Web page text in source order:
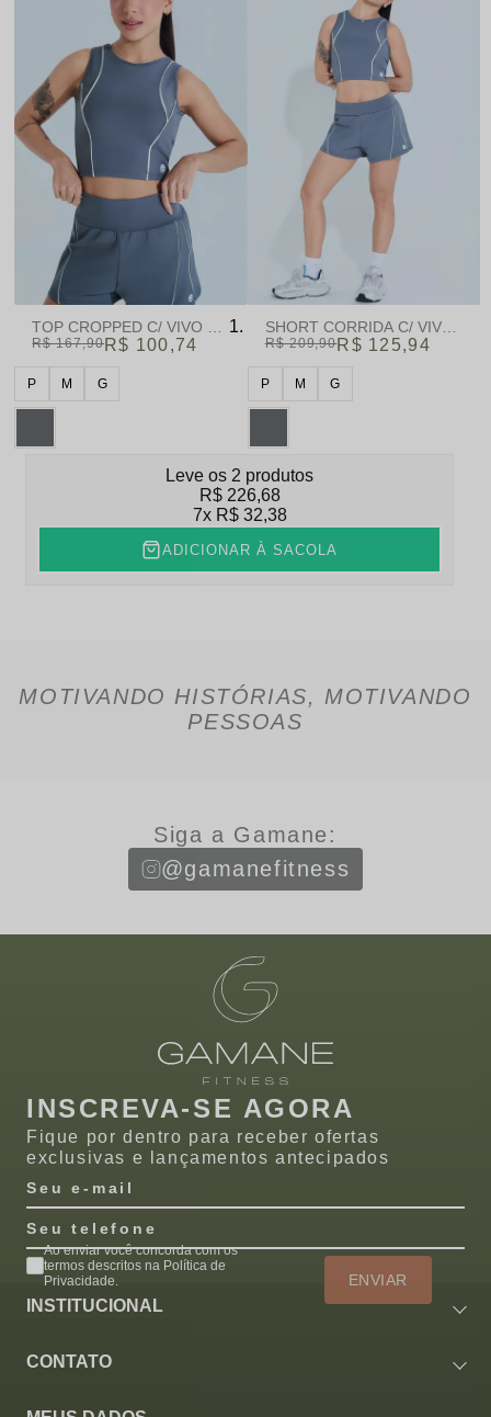
TOP CROPPED C/ VIVO GRAFITE | GAMANE & SKINBOX
R$ 167,90R$ 100,74
P M G
R$ 209,90R$ 125,94
P M G
Leve os 2 produtos
R$ 226,68
7x R$ 32,38
ADICIONAR À SACOLA
MOTIVANDO HISTÓRIAS, MOTIVANDO
PESSOAS
Siga a Gamane:
@gamanefitness
INSCREVA-SE AGORA
Fique por dentro para receber ofertas
exclusivas e lançamentos antecipados
Seu telefone
Seu e-mail
ENVIAR
Ao enviar você concorda com os
termos descritos na Política de
Privacidade.
INSTITUCIONAL
CONTATO